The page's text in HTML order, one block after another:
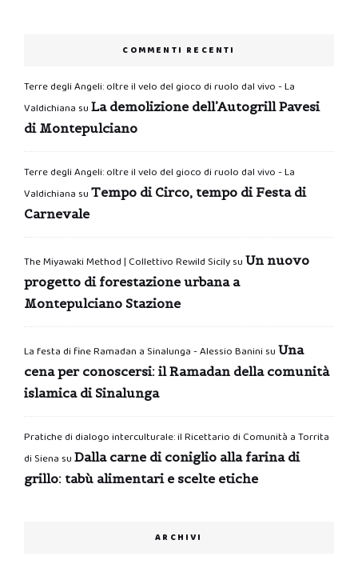
COMMENTI RECENTI
Terre degli Angeli: oltre il velo del gioco di ruolo dal vivo - La
Valdichiana su La demolizione dell’Autogrill Pavesi
di Montepulciano
Terre degli Angeli: oltre il velo del gioco di ruolo dal vivo - La
Valdichiana su Tempo di Circo, tempo di Festa di
Carnevale
The Miyawaki Method | Collettivo Rewild Sicilysu Un nuovo
progetto di forestazione urbana a
Montepulciano Stazione
La festa di fine Ramadan a Sinalunga - Alessio Banini su Una
cena per conoscersi: il Ramadan della comunità
islamica di Sinalunga
Pratiche di dialogo interculturale: il Ricettario di Comunità a Torrita
di Siena su Dalla carne di coniglio alla farina di
grillo: tabù alimentari e scelte etiche
ARCHIVI